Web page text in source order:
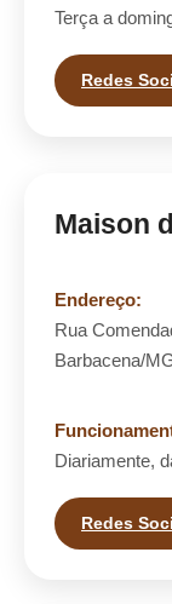
Terça a
Redes
Maison
Endereço:
Rua
Barbacena/
Diariamente,
Redes